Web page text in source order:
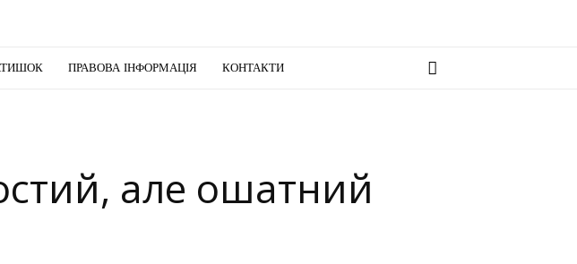
ПРАВОВА ІНФОРМАЦІЯ КОНТАКТИ
але ошатний